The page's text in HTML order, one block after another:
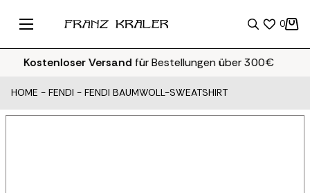
0
Kostenloser Versandfür Bestellungen über 300€
HOME - FENDI - FENDI BAUMWOLL-SWEATSHIRT